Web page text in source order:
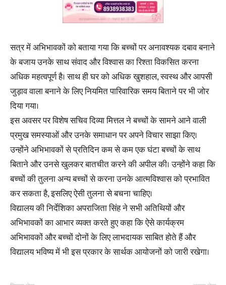
सत्र में अभिभावकों को बताया गया कि बच्चों पर अनावश्यक दबाव बनाने
के बजाय उनके साथ संवाद और विश्वास का रिश्ता विकसित करना
अधिक महत्वपूर्ण है। साथ ही घर को अधिक खुशहाल, स्वस्थ और आपसी
जुड़ाव वाला बनाने के लिए नियमित पारिवारिक समय बिताने पर भी जोर
दिया गया।
इस अवसर पर विशेष सचिव दिव्या मित्तल ने बच्चों के सामने आने वाली
प्रमुख समस्याओं और उनके समाधान पर अपने विचार साझा किए।
उन्होंने अभिभावकों से प्रतिदिन कम से कम एक घंटा बच्चों के साथ
बिताने और उनसे खुलकर बातचीत करने की अपील की। उन्होंने कहा कि
बच्चों की तुलना अन्य बच्चों से करना उनके आत्मविश्वास को प्रभावित
कर सकता है, इसलिए ऐसी तुलना से बचना चाहिए।
विद्यालय की निर्देशिका अपराजिता सिंह ने सभी अतिथियों और
अभिभावकों का आभार व्यक्त करते हुए कहा कि ऐसे कार्यक्रम
अभिभावकों और बच्चों दोनों के लिए लाभदायक साबित होते हैं और
विद्यालय भविष्य में भी इस प्रकार के सार्थक आयोजनों को जारी रखेगा।